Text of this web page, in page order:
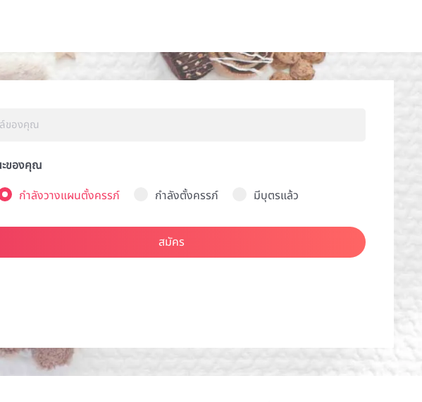
ของคุณ
กำลังวางแผนตั้งครรภ์
กำลังตั้งครรภ์ มีบุตรแล้ว
สมัคร